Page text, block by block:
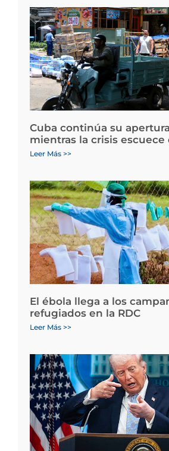
Cuba continúa su
mientras la crisis escuece
Leer Más >>
El ébola llega a los
refugiados en la RDC
Leer Más >>